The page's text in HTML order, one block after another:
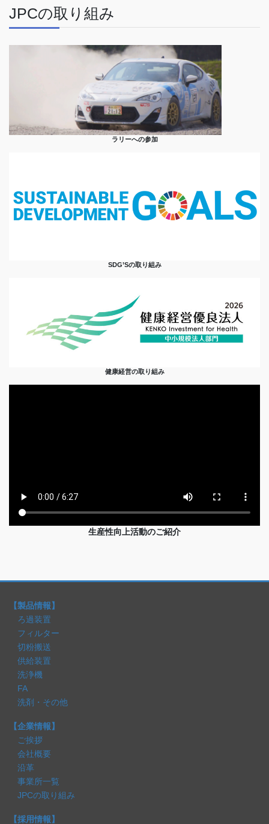
JPCの取り組み
ラリーへの参加
SDG’Sの取り組み
健康経営の取り組み
生産性向上活動のご紹介
【製品情報】
ろ過装置
フィルター
切粉搬送
供給装置
洗浄機
FA
洗剤・その他
【企業情報】
ご挨拶
会社概要
沿革
事業所一覧
JPCの取り組み
【採用情報】